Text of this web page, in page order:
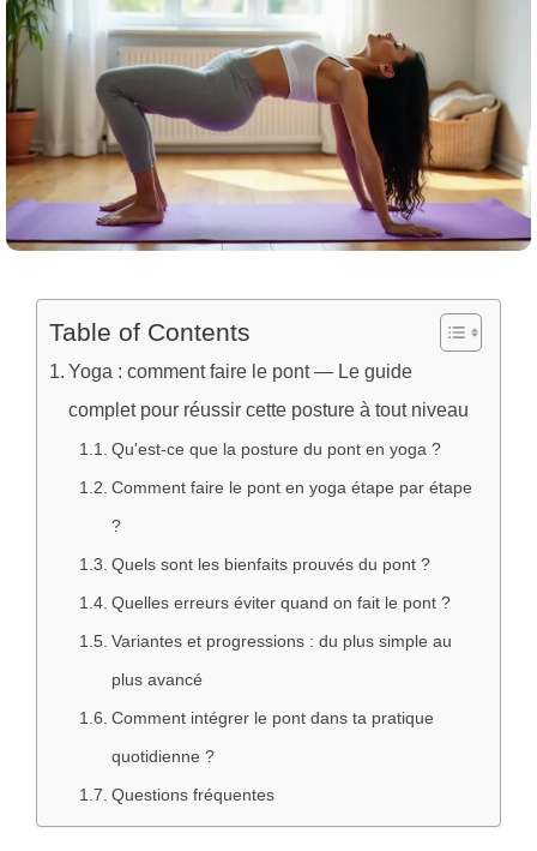
Table of Contents
Yoga : comment faire le pont — Le guide
complet pour réussir cette posture à tout niveau
Qu'est-ce que la posture du pont en yoga ?
Comment faire le pont en yoga étape par étape
?
Quels sont les bienfaits prouvés du pont ?
Quelles erreurs éviter quand on fait le pont ?
Variantes et progressions : du plus simple au
plus avancé
Comment intégrer le pont dans ta pratique
quotidienne ?
Questions fréquentes